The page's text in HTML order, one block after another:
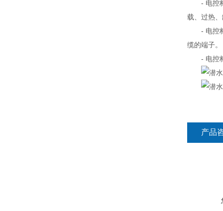
- 电控柜
载、过热
- 电控柜
缆的端子。
- 电控柜
产品